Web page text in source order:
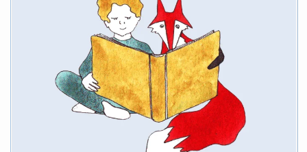
Федерации, Приволжский
исследовательский медицинский
университет и других.
Найти невидимку
Интерактивный онлайн-микрокурс
по дифференциальной диагностике МДД для
всего русскоязычного сообщества детских
врачей первичного звена: педиатров,
неврологов, ортопедов, гастроэнтерологов
и психиатров. МДД носит «маски»,